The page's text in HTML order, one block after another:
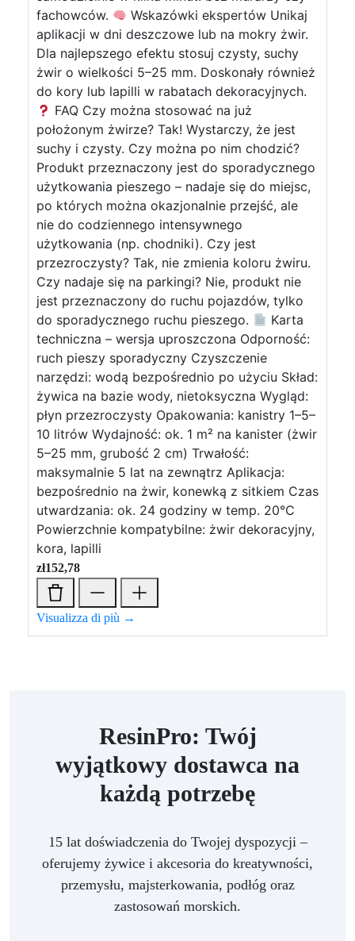
fachowców.
Wskazówki ekspertów Unikaj
aplikacji w dni deszczowe lub na mokry żwir.
Dla najlepszego efektu stosuj czysty, suchy
żwir o wielkości 5–25 mm. Doskonały również
do kory lub lapilli w rabatach dekoracyjnych.
FAQ Czy można stosować na już
położonym żwirze? Tak! Wystarczy, że jest
suchy i czysty. Czy można po nim chodzić?
Produkt przeznaczony jest do sporadycznego
użytkowania pieszego – nadaje się do miejsc,
po których można okazjonalnie przejść, ale
nie do codziennego intensywnego
użytkowania (np. chodniki). Czy jest
przezroczysty? Tak, nie zmienia koloru żwiru.
Czy nadaje się na parkingi? Nie, produkt nie
jest przeznaczony do ruchu pojazdów, tylko
do sporadycznego ruchu pieszego.
Karta
techniczna – wersja uproszczona Odporność:
ruch pieszy sporadyczny Czyszczenie
narzędzi: wodą bezpośrednio po użyciu Skład:
żywica na bazie wody, nietoksyczna Wygląd:
płyn przezroczysty Opakowania: kanistry 1–5–
10 litrów Wydajność: ok. 1 m² na kanister (żwir
5–25 mm, grubość 2 cm) Trwałość:
maksymalnie 5 lat na zewnątrz Aplikacja:
bezpośrednio na żwir, konewką z sitkiem Czas
utwardzania: ok. 24 godziny w temp. 20°C
Powierzchnie kompatybilne: żwir dekoracyjny,
kora, lapilli
zł152,78
Visualizza di più →
ResinPro: Twój
wyjątkowy dostawca na
każdą potrzebę
15 lat doświadczenia do Twojej dyspozycji –
oferujemy żywice i akcesoria do kreatywności,
przemysłu, majsterkowania, podłóg oraz
zastosowań morskich.